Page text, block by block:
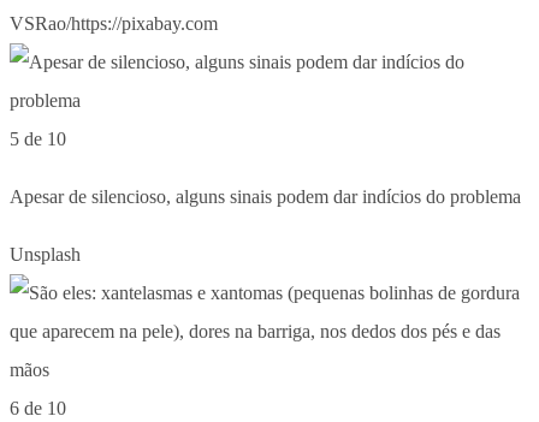
VSRao/https://pixabay.com
5 de 10
Apesar de silencioso, alguns sinais podem dar indícios do problema
Unsplash
6 de 10